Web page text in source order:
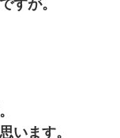
います。